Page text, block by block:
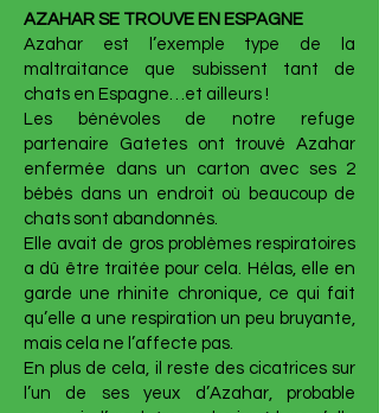
AZAHAR SE TROUVE EN ESPAGNE
Azahar est l’exemple type de la
maltraitance que subissent tant de
chats en Espagne…et ailleurs !
Les bénévoles de notre refuge
partenaire Gatetes ont trouvé Azahar
enfermée dans un carton avec ses 2
bébés dans un endroit où beaucoup de
chats sont abandonnés.
Elle avait de gros problèmes respiratoires
a dû être traitée pour cela. Hélas, elle en
garde une rhinite chronique, ce qui fait
qu’elle a une respiration un peu bruyante,
mais cela ne l’affecte pas.
En plus de cela, il reste des cicatrices sur
l’un de ses yeux d’Azahar, probable